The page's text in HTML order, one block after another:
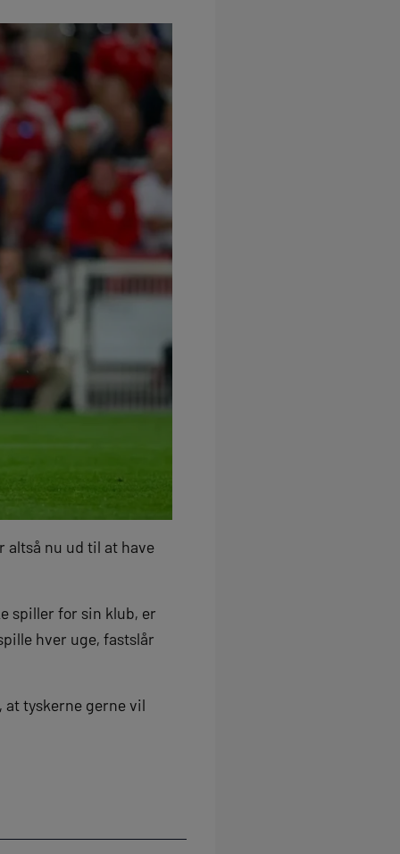
altså nu ud til at have
spiller for sin klub, er
hver uge, fastslår
tyskerne gerne vil